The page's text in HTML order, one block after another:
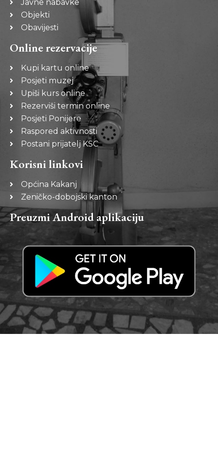
Javne nabavke
Objekti
Obavijesti
Online rezervacije
Kupi kartu online
Posjeti muzej
Upiši kurs online
Rezerviši termin online
Posjeti Ponijere
Raspored aktivnosti
Postani prijatelj KSC
Korisni linkovi
Općina Kakanj
Zeničko-dobojski kanton
Preuzmi Android aplikaciju